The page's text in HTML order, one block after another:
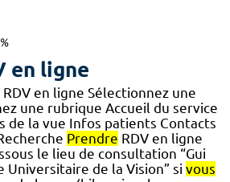
en ligne
RDV en ligne Sélectionnez une
une rubrique Accueil du service
de la vue Infos patients Contacts
Prendre RDV en ligne
le lieu de consultation “Gui
Universitaire de la Vision” si vous